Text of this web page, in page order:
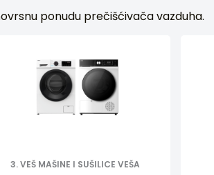
ponudu prečišćivača vazduha.
3. VEŠ MAŠINE I SUŠILICE VEŠA